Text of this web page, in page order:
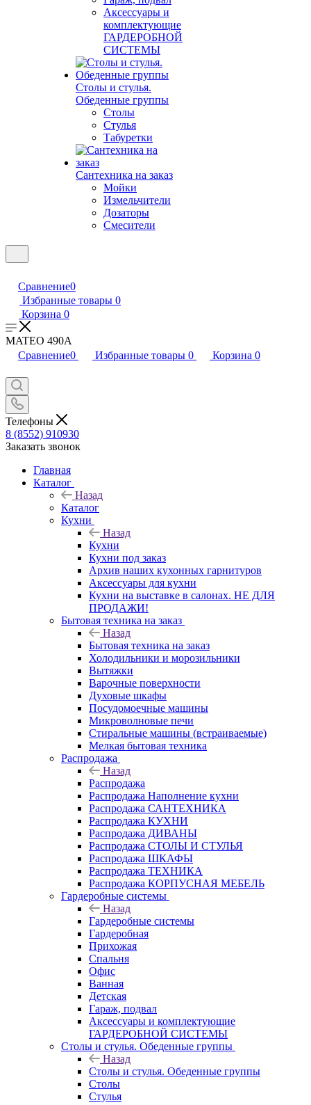
Аксессуары и
комплектующие
ГАРДЕРОБНОЙ
СИСТЕМЫ
Столы и стулья.
Обеденные группы
Столы
Стулья
Табуретки
Сантехника на заказ
Мойки
Измельчители
Дозаторы
Смесители
Сравнение0
Избранные товары 0
Корзина 0
MATEO 490A
Сравнение0 Избранные товары 0 Корзина 0
Телефоны
8 (8552) 910930
Заказать звонок
Главная
Каталог
Назад
Каталог
Кухни
Назад
Кухни
Кухни под заказ
Архив наших кухонных гарнитуров
Аксессуары для кухни
Кухни на выставке в салонах. НЕ ДЛЯ
ПРОДАЖИ!
Бытовая техника на заказ
Назад
Бытовая техника на заказ
Холодильники и морозильники
Вытяжки
Варочные поверхности
Духовые шкафы
Посудомоечные машины
Микроволновые печи
Стиральные машины (встраиваемые)
Мелкая бытовая техника
Распродажа
Назад
Распродажа
Распродажа Наполнение кухни
Распродажа САНТЕХНИКА
Распродажа КУХНИ
Распродажа ДИВАНЫ
Распродажа СТОЛЫ И СТУЛЬЯ
Распродажа ШКАФЫ
Распродажа ТЕХНИКА
Распродажа КОРПУСНАЯ МЕБЕЛЬ
Гардеробные системы
Назад
Гардеробные системы
Гардеробная
Прихожая
Спальня
Офис
Ванная
Детская
Гараж, подвал
Аксессуары и комплектующие
ГАРДЕРОБНОЙ СИСТЕМЫ
Столы и стулья. Обеденные группы
Назад
Столы и стулья. Обеденные группы
Столы
Стулья